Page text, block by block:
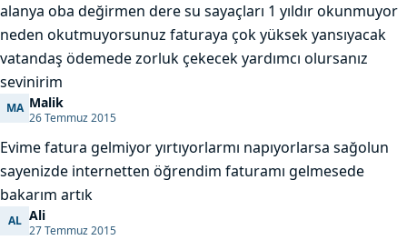
alanya oba değirmen dere su sayaçları 1 yıldır okunmuyor
neden okutmuyorsunuz faturaya çok yüksek yansıyacak
vatandaş ödemede zorluk çekecek yardımcı olursanız
sevinirim
MA
Malik
Malik
26 Temmuz 2015
Evime fatura gelmiyor yırtıyorlarmı napıyorlarsa sağolun
sayenizde internetten öğrendim faturamı gelmesede
bakarım artık
AL
Ali
Ali
27 Temmuz 2015